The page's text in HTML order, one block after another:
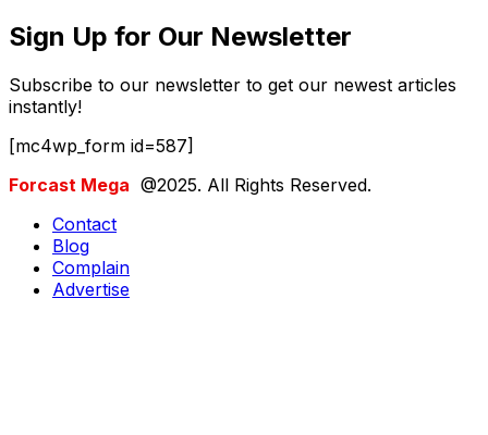
Sign Up for Our Newsletter
Subscribe to our newsletter to get our newest articles
instantly!
[mc4wp_form id=587]
Forcast Mega @2025. All Rights Reserved.
Contact
Blog
Complain
Advertise